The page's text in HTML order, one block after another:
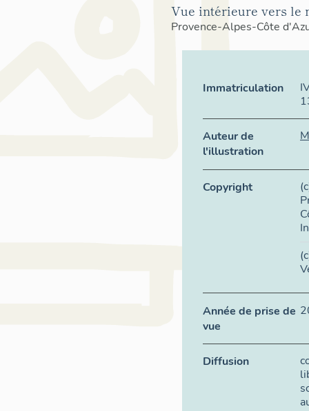
Vue intérieure vers le
Provence-Alpes-Côte
Immatriculation
Auteur de
l'illustration
Copyright
Année de prise de
vue
Diffusion